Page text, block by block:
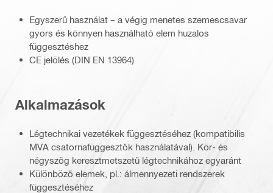
Egyszerű használat – a végig menetes szemescsavar
gyors és könnyen használható elem huzalos
függesztéshez
CE jelölés (DIN EN 13964)
Alkalmazások
Légtechnikai vezetékek függesztéséhez (kompatibilis
MVA csatornafüggesztők használatával). Kör- és
négyszög keresztmetszetű légtechnikához egyaránt
Különböző elemek, pl.: álmennyezeti rendszerek
függesztéséhez